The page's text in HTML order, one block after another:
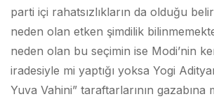
parti içi rahatsızlıkların da olduğu
neden olan etken şimdilik
neden olan bu seçimin ise Modi’nin
iradesiyle mi yaptığı yoksa Yogi
Yuva Vahini” taraftarlarının gazabına